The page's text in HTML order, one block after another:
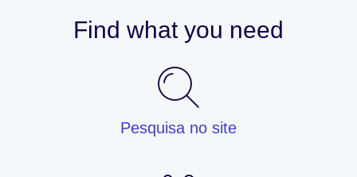
Find what you need
Pesquisa no site